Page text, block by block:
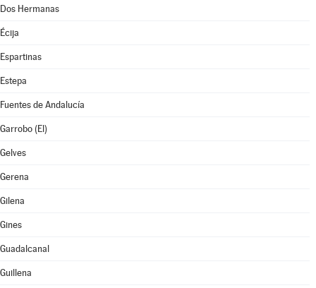
Dos Hermanas
Écija
Espartinas
Estepa
Fuentes de Andalucía
Garrobo (El)
Gelves
Gerena
Gilena
Gines
Guadalcanal
Guillena